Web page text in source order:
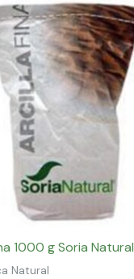
1000 g Soria Natural
Natural